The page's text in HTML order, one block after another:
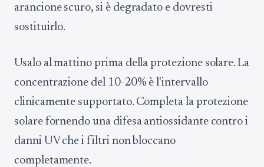
arancione scuro, si è degradato e dovresti
sostituirlo.
Usalo al mattino prima della protezione solare. La
concentrazione del 10-20% è l'intervallo
clinicamente supportato. Completa la protezione
solare fornendo una difesa antiossidante contro i
danni UV che i filtri non bloccano
completamente.